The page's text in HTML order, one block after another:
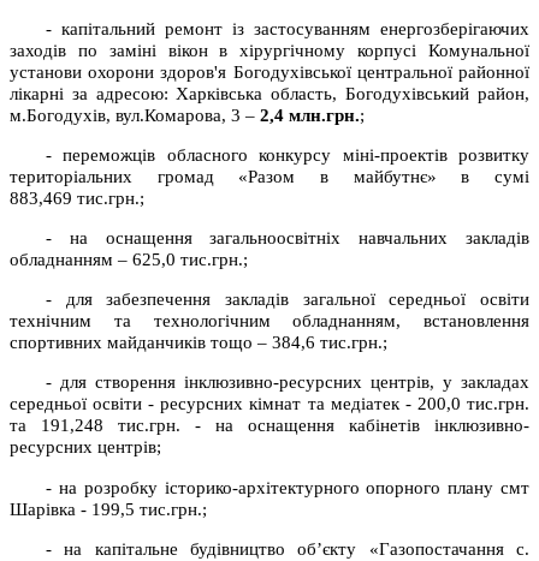
- капітальний ремонт із застосуванням енергозберігаючих
заходів по заміні вікон в хірургічному корпусі Комунальної
установи охорони здоров'я Богодухівської центральної районної
лікарні за адресою: Харківська область, Богодухівський район,
м.Богодухів, вул.Комарова, 3 – 2,4 млн.грн.;
- переможців обласного конкурсу міні-проектів розвитку
територіальних громад «Разом в майбутнє» в сумі
883,469 тис.грн.;
- на оснащення загальноосвітніх навчальних закладів
обладнанням – 625,0 тис.грн.;
- для забезпечення закладів загальної середньої освіти
технічним та технологічним обладнанням, встановлення
спортивних майданчиків тощо – 384,6 тис.грн.;
- для створення інклюзивно-ресурсних центрів, у закладах
середньої освіти - ресурсних кімнат та медіатек - 200,0 тис.грн.
та 191,248 тис.грн. - на оснащення кабінетів інклюзивно-
ресурсних центрів;
- на розробку історико-архітектурного опорного плану смт
Шарівка - 199,5 тис.грн.;
- на капітальне будівництво об’єкту «Газопостачання с.